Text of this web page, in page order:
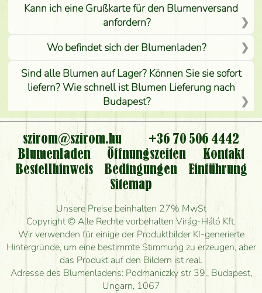
Kann ich eine Grußkarte für den Blumenversand
anfordern?
Wo befindet sich der Blumenladen?
Sind alle Blumen auf Lager? Können Sie sie sofort
liefern? Wie schnell ist Blumen Lieferung nach
Budapest?
Ist der Blumenladen non stop geöffnet?
Kann ich den bestellten Blumenstrauß persönlich
nehmen oder nur per Blumenversand?
Ist eine Bestellung für ländliche Gebiete möglich?
Wie lange kann ich heute Blumen mit Lieferung
bestellen?
Wie schnell können Sie den Blumenstrauß
herstellen und wann können Sie ihn frühestens
liefern?
szirom@szirom.hu
+36 70 506 4442
Blumenladen
Öffnungszeiten
Kontakt
Bestellhinweis
Bedingungen
Einführung
Sitemap
Unsere Preise beinhalten 27% MwSt
Copyright © Alle Rechte vorbehalten Virág-Háló Kft.
Wir verwenden für einige der Produktbilder KI-generierte
Hintergründe, um eine bestimmte Stimmung zu erzeugen, aber
das Produkt auf den Bildern ist real.
Adresse des Blumenladens: Podmaniczky str 39., Budapest,
Ungarn, 1067